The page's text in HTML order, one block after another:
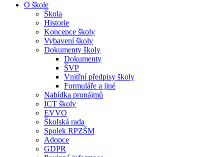
O škole
Škola
Historie
Koncepce školy
Vybavení školy
Dokumenty školy
Dokumenty
ŠVP
Vnitřní předpisy školy
Formuláře a jiné
Nabídka pronájmů
ICT školy
EVVO
Školská rada
Spolek RPZŠM
Adopce
GDPR